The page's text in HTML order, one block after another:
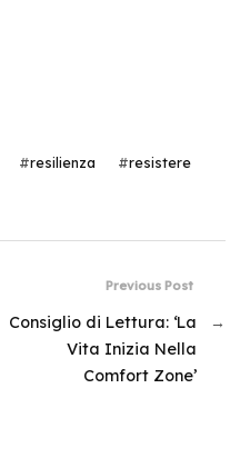
#resilienza #resistere
Previous Post
Consiglio di Lettura: ‘La
Vita Inizia Nella
Comfort Zone’
→